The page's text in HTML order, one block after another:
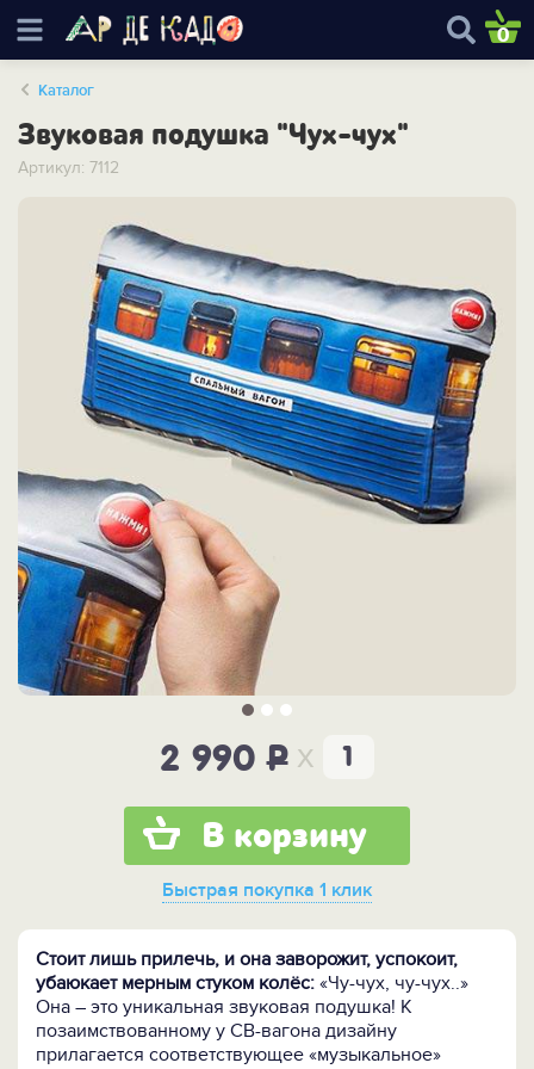
0
Каталог
Звуковая подушка "Чух-чух"
Артикул: 7112
2 990P x
В корзину
Быстрая покупка 1 клик
Стоит лишь прилечь, и она заворожит, успокоит,
убаюкает мерным стуком колёс: «Чу-чух, чу-чух..»
Она – это уникальная звуковая подушка! К
позаимствованному у СВ-вагона дизайну
прилагается соответствующее «музыкальное»